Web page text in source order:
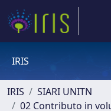
IRIS
IRIS
SIARI UNITN
02 Contributo in